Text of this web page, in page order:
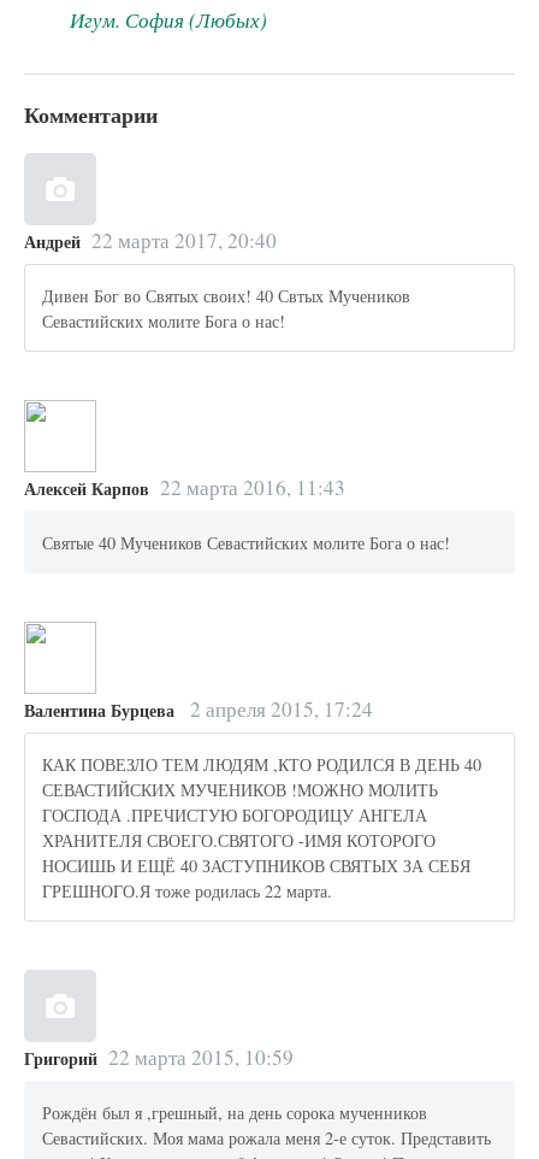
Игум. София (Любых)
Комментарии
Андрей 22 марта 2017, 20:40
Дивен Бог во Святых своих! 40 Свтых Мучеников
Севастийских молите Бога о нас!
Алексей Карпов 22 марта 2016, 11:43
Святые 40 Мучеников Севастийских молите Бога о нас!
Валентина Бурцева 2 апреля 2015, 17:24
КАК ПОВЕЗЛО ТЕМ ЛЮДЯМ ,КТО РОДИЛСЯ В ДЕНЬ 40
СЕВАСТИЙСКИХ МУЧЕНИКОВ !МОЖНО МОЛИТЬ
ГОСПОДА .ПРЕЧИСТУЮ БОГОРОДИЦУ АНГЕЛА
ХРАНИТЕЛЯ СВОЕГО.СВЯТОГО -ИМЯ КОТОРОГО
НОСИШЬ И ЕЩЁ 40 ЗАСТУПНИКОВ СВЯТЫХ ЗА СЕБЯ
ГРЕШНОГО.Я тоже родилась 22 марта.
Григорий 22 марта 2015, 10:59
Рождён был я ,грешный, на день сорока мученников
Севастийских. Моя мама рожала меня 2-е суток. Представить